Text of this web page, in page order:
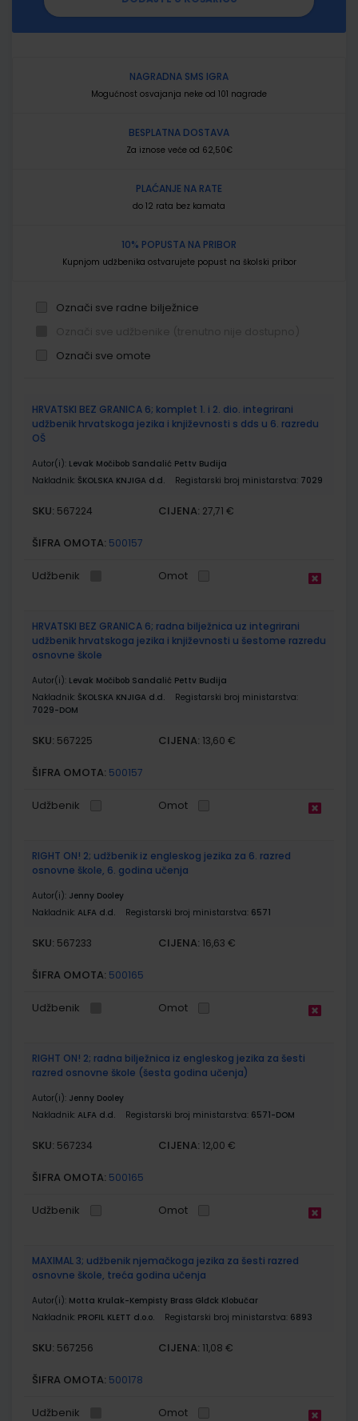
NAGRADNA SMS IGRA
Mogućnost osvajanja neke od 101 nagrade
BESPLATNA DOSTAVA
Za iznose veće od 62,50€
PLAĆANJE NA RATE
do 12 rata bez kamata
10% POPUSTA NA PRIBOR
Kupnjom udžbenika ostvarujete popust na školski pribor
Označi sve radne bilježnice
Označi sve omote
proizvodi
HRVATSKI BEZ GRANICA 6; komplet 1. i 2. dio. integrirani
udžbenik hrvatskoga jezika i književnosti s dds u 6. razredu
OŠ
Autor(i): Levak Močibob Sandalić Pettv Budija
Nakladnik: ŠKOLSKA KNJIGA d.d. Registarski broj ministarstva: 7029
SKU: 567224 CIJENA: 27,71 €
ŠIFRA OMOTA: 500157
Udžbenik Omot
HRVATSKI BEZ GRANICA 6; radna bilježnica uz integrirani
udžbenik hrvatskoga jezika i književnosti u šestome razredu
osnovne škole
Autor(i): Levak Močibob Sandalić Pettv Budija
Nakladnik: ŠKOLSKA KNJIGA d.d.
Registarski broj ministarstva:
7029-DOM
SKU: 567225 CIJENA: 13,60 €
ŠIFRA OMOTA: 500157
Udžbenik Omot
RIGHT ON! 2; udžbenik iz engleskog jezika za 6. razred
osnovne škole, 6. godina učenja
Autor(i): Jenny Dooley
Nakladnik: ALFA d.d. Registarski broj ministarstva: 6571
SKU: 567233 CIJENA: 16,63 €
ŠIFRA OMOTA: 500165
Udžbenik Omot
RIGHT ON! 2; radna bilježnica iz engleskog jezika za šesti
razred osnovne škole (šesta godina učenja)
Autor(i): Jenny Dooley
Nakladnik: ALFA d.d. Registarski broj ministarstva: 6571-DOM
SKU: 567234 CIJENA: 12,00 €
ŠIFRA OMOTA: 500165
Udžbenik Omot
MAXIMAL 3; udžbenik njemačkoga jezika za šesti razred
osnovne škole, treća godina učenja
Autor(i): Motta Krulak-Kempisty Brass Glđck Klobučar
Nakladnik: PROFIL KLETT d.o.o. Registarski broj ministarstva: 6893
SKU: 567256 CIJENA: 11,08 €
ŠIFRA OMOTA: 500178
Udžbenik Omot